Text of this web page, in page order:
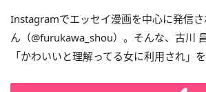
Instagramでエッセイ漫画を中心に発信
ん（@furukawa_shou）。そんな、古川
「かわいいと理解ってる女に利用され」